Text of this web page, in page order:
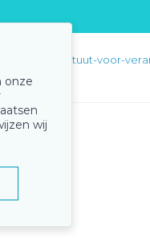
instituut-voor-
onze
wij